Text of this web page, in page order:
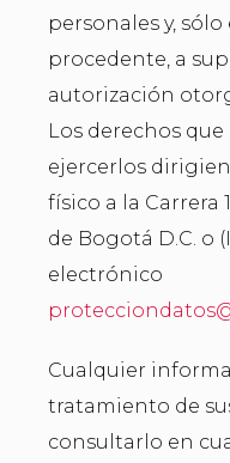
personales y, sólo
procedente, a
autorización
Los derechos
ejercerlos
físico a la Carrera
de Bogotá D.C. o
electrónico
Cualquier
tratamiento de
consultarlo en